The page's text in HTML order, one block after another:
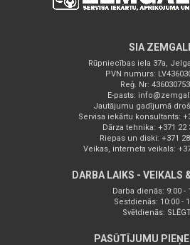
SIA ZEMGALI
Rūpniecības iela 37a,
PVN numurs:
Reģ. Nr:
E-pasts:
Jautājumu gadījumā
Servisa iekārtu konsultants:
Dārza tehnika: +371 22
Riepas un diski: +371
Veikas, interneta veikals:
DARBA LAIKS - VEIKALS
Darba dienās: 9:00 -
Sestdienās: 10:00 -
Svētdienās:
PASŪTĪJUMU